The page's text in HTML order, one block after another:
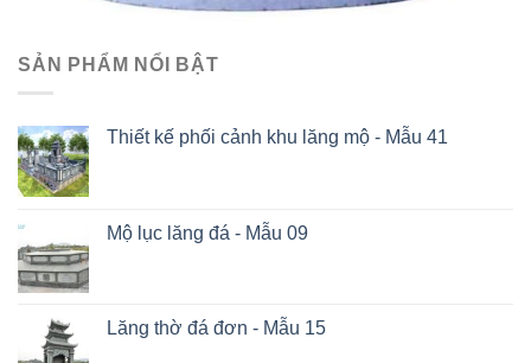
SẢN PHẨM NỔI BẬT
Thiết kế phối cảnh khu lăng mộ - Mẫu 41
Mộ lục lăng đá - Mẫu 09
Lăng thờ đá đơn - Mẫu 15